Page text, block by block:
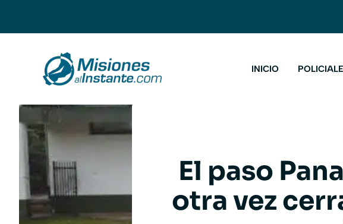
INICIO
El paso
otra vez